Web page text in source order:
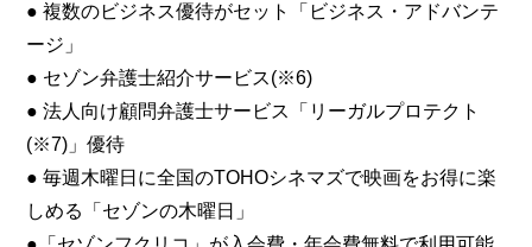
● 複数のビジネス優待がセット「ビジネス・アドバンテ
ージ」
● セゾン弁護士紹介サービス(※6)
● 法人向け顧問弁護士サービス「リーガルプロテクト
(※7)」優待
● 毎週木曜日に全国のTOHOシネマズで映画をお得に楽
しめる「セゾンの木曜日」